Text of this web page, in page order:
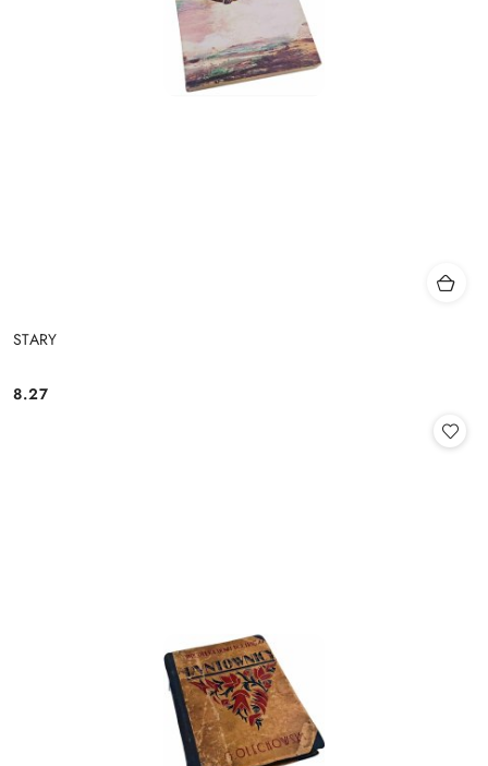
STARY
Cena:
8.27